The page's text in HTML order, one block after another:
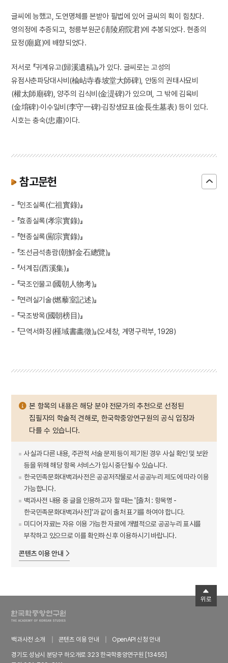
글씨에 능했고, 도연명체를 본받아 필법에 있어 글씨의 획이 힘찼다.
영의정에 추증되고, 청릉부원군(淸陵府院君)에 추봉되었다. 현종의
묘정(廟庭)에 배향되었다.
저서로 『귀계유고(歸溪遺稿)』가 있다. 글씨로는 고성의
유점사춘파당대사비(楡岾寺春坡堂大師碑), 안동의 권태사묘비
(權太師廟碑), 양주의 김식비(金湜碑)가 있으며, 그 밖에 김육비
(金堉碑)·이수일비(李守一碑)·김장생묘표(金長生墓表) 등이 있다.
시호는 충숙(忠肅)이다.
참고문헌
- 『인조실록(仁祖實錄)』
- 『효종실록(孝宗實錄)』
- 『현종실록(顯宗實錄)』
- 『조선금석총람(朝鮮金石總覽)』
- 『서계집(西溪集)』
- 『국조인물고(國朝人物考)』
- 『연려실기술(燃藜室記述)』
- 『국조방목(國朝榜目)』
- 『근역서화징(槿域書畵徵)』(오세창, 계명구락부, 1928)
본 항목의 내용은 해당 분야 전문가의 추천으로 선정된
집필자의 학술적 견해로, 한국학중앙연구원의 공식 입장과
다를 수 있습니다.
사실과 다른 내용, 주관적 서술 문제 등이 제기된 경우 사실 확인 및 보완
등을 위해 해당 항목 서비스가 임시 중단될 수 있습니다.
한국민족문화대백과사전은 공공저작물로서 공공누리 제도에 따라 이용
가능합니다.
백과사전 내용 중 글을 인용하고자 할 때는 '[출처 : 항목명 -
한국민족문화대백과사전]'과 같이 출처 표기를 하여야 합니다.
미디어 자료는 자유 이용 가능한 자료에 개별적으로 공공누리 표시를
부착하고 있으므로 이를 확인하신 후 이용하시기 바랍니다.
콘텐츠 이용 안내
백과사전 소개 콘텐츠 이용 안내
OpenAPI 신청 안내
경기도 성남시 분당구 하오개로 323 한국학중앙연구원 [13455]
위로